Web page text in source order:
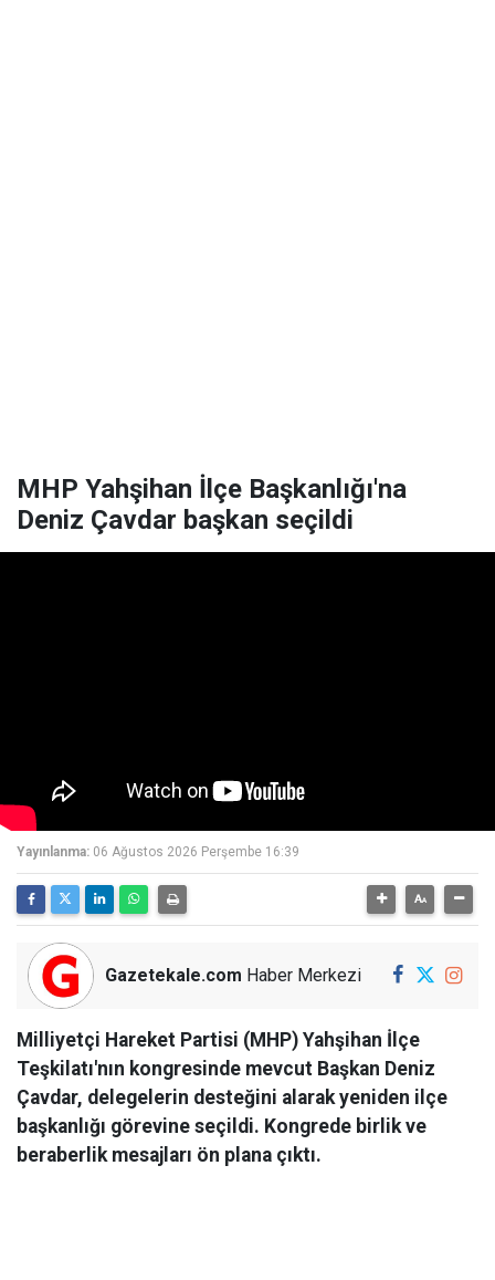
MHP Yahşihan İlçe Başkanlığı'na
Deniz Çavdar başkan seçildi
Yayınlanma: 06 Ağustos 2026 Perşembe 16:39
Gazetekale.com Haber Merkezi
Milliyetçi Hareket Partisi (MHP) Yahşihan İlçe
Teşkilatı'nın kongresinde mevcut Başkan Deniz
Çavdar, delegelerin desteğini alarak yeniden ilçe
başkanlığı görevine seçildi. Kongrede birlik ve
beraberlik mesajları ön plana çıktı.